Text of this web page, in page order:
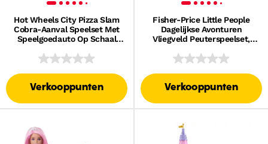
Hot Wheels City Pizza Slam
Cobra-Aanval Speelset Met
Speelgoedauto Op Schaal
Verkooppunten
Fisher-Price Little People
Dagelijkse Avonturen
Vliegveld Peuterspeelset,
Speelonderdelen
Verkooppunten